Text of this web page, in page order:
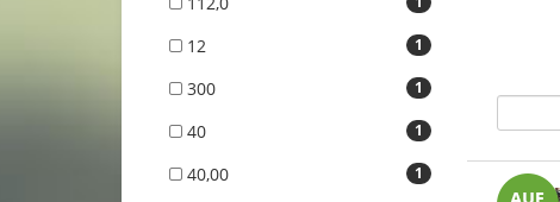
1
12
1
300
1
40
1
40,00